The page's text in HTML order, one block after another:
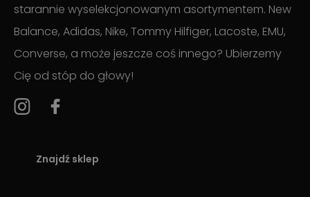
starannie wyselekcjonowanym asortymentem. New
Balance, Adidas, Nike, Tommy Hilfiger, Lacoste, EMU,
Converse, a może jeszcze coś innego? Ubierzemy
Cię od stóp do głowy!
Znajdź sklep